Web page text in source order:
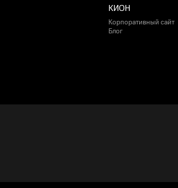
КИОН
Корпоративный сайт
Блог